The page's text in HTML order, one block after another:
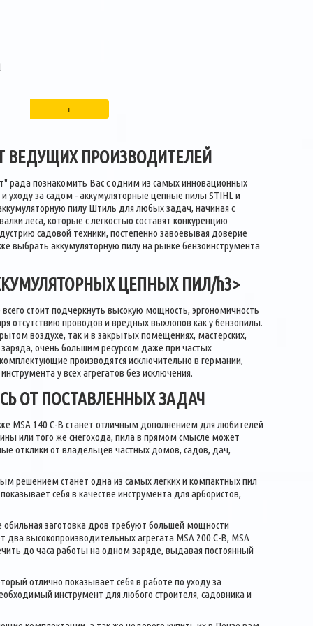
ВЕДУЩИХ ПРОИЗВОДИТЕЛЕЙ
рада познакомить Вас с одним из самых инновационных
уходу за садом - аккумуляторные цепные пилы STIHL и
пилу Штиль для любых задач, начиная с
леса, которые с легкостью составят конкуренцию
садовой техники, постепенно завоевывая доверие
выбрать аккумуляторную пилу на рынке бензоинструмента
ЦЕПНЫХ ПИЛ/h3>
стоит подчеркнуть высокую мощность, эргономичность
отсутствию проводов и вредных выхлопов как у бензопилы.
воздухе, так и в закрытых помещениях, мастерских,
очень большим ресурсом даже при частых
производятся исключительно в германии,
у всех агрегатов без исключения.
ОТ ПОСТАВЛЕННЫХ ЗАДАЧ
MSA 140 C-B станет отличным дополнением для любителей
или того же снегохода, пила в прямом смысле может
отклики от владельцев частных домов, садов, дач,
решением станет одна из самых легких и компактных пил
себя в качестве инструмента для арбористов,
обильная заготовка дров требуют большей мощности
высокопроизводительных агрегата MSA 200 C-B, MSA
до часа работы на одном заряде, выдавая постоянный
отлично показывает себя в работе по уходу за
инструмент для любого строителя, садовника и